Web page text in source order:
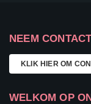
NEEM
KLIK HIER OM
WELKOM OP